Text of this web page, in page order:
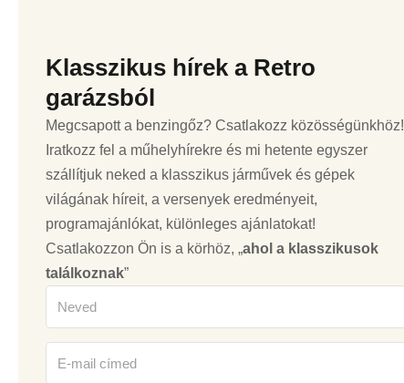
Klasszikus hírek a Retro
garázsból
Megcsapott a benzingőz? Csatlakozz közösségünkhöz!
Iratkozz fel a műhelyhírekre és mi hetente egyszer
szállítjuk neked a klasszikus járművek és gépek
világának híreit, a versenyek eredményeit,
programajánlókat, különleges ajánlatokat!
Csatlakozzon Ön is a körhöz, „ahol a klasszikusok
találkoznak”